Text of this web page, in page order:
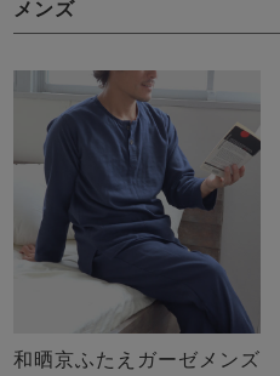
メンズ
和晒京ふたえガーゼメンズ